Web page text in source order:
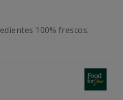
100% frescos.